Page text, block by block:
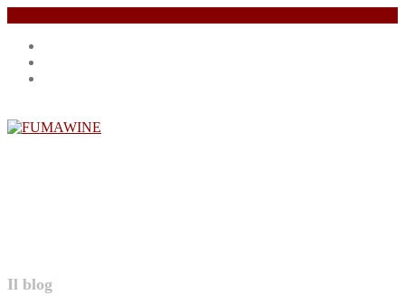
Salta
contenuto
Il blog